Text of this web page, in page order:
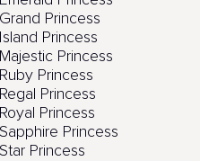
Grand Princess
Island Princess
Majestic Princess
Ruby Princess
Regal Princess
Royal Princess
Sapphire Princess
Star Princess